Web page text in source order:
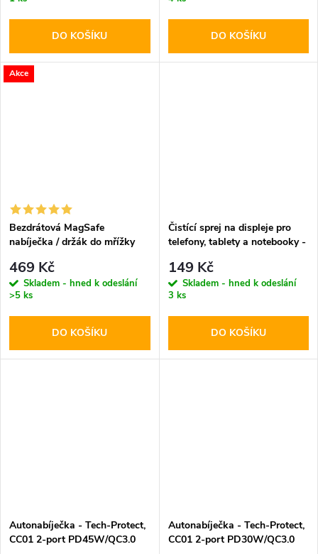
DO KOŠÍKU DO KOŠÍKU
Akce
Bezdrátová MagSafe
nabíječka / držák do mřížky
Ultrafast
469 Kč
Skladem - hned k odeslání
>5 ks
DO KOŠÍKU
Čistící sprej na displeje pro
telefony, tablety a notebooky -
200ml
149 Kč
Skladem - hned k odeslání
3 ks
DO KOŠÍKU
Autonabíječka - Tech-Protect,
CC01 2-port PD45W/QC3.0
Autonabíječka - Tech-Protect,
CC01 2-port PD30W/QC3.0